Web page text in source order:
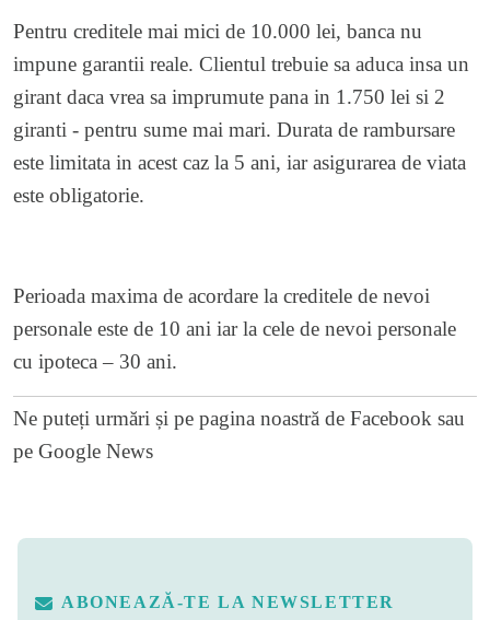
Pentru creditele mai mici de 10.000 lei, banca nu
impune garantii reale. Clientul trebuie sa aduca insa un
girant daca vrea sa imprumute pana in 1.750 lei si 2
giranti - pentru sume mai mari. Durata de rambursare
este limitata in acest caz la 5 ani, iar asigurarea de viata
este obligatorie.
Perioada maxima de acordare la creditele de nevoi
personale este de 10 ani iar la cele de nevoi personale
cu ipoteca – 30 ani.
Ne puteți urmări și pe pagina noastră de Facebook sau
pe Google News
ABONEAZĂ-TE LA NEWSLETTER